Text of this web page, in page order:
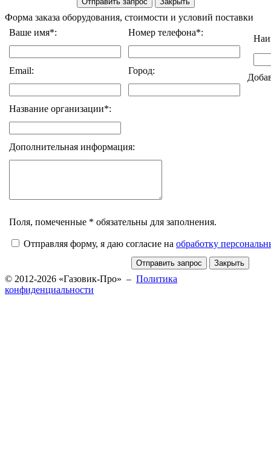
Форма заказа оборудования, стоимости и условий поставки
Ваше имя*:
Номер телефона*:
Email: Город:
Название организации*:
Дополнительная информация:
Поля, помеченные * обязательны для заполнения.
Отправляя форму, я даю согласие на обработку
© 2012-2026 «Газовик-Про» – Политика
конфиденциальности